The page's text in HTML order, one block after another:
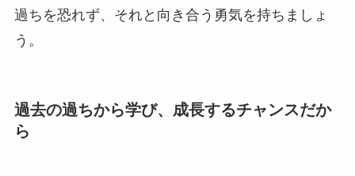
過ちを恐れず、それと向き合う勇気を持ちましょ
う。
過去の過ちから学び、成長するチャンスだか
ら